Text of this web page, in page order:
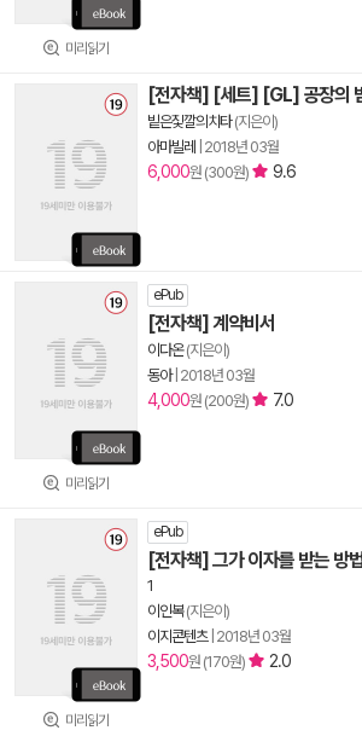
미리읽기
[전자책] [세트] [GL] 공장의
빝은짗깔의치타(지은이)
아마빌레
2018년 03월
6,000원 (300원) 9.6
미리읽기
ePub
[전자책] 계약비서
이다온(지은이)
동아| 2018년 03월
4,000원 (200원) 7.0
미리읽기
ePub
[전자책] 그가 이자를 받는 방
1
이인복(지은이)
이지콘텐츠| 2018년 03월
3,500원 (170원) 2.0